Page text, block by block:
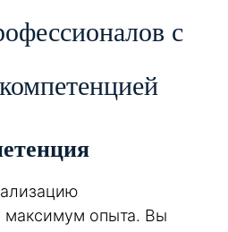
с
максимум опыта. Вы